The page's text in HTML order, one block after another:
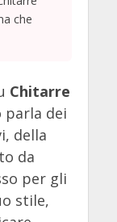
che
Chitarre
dei
della
da
per gli
stile,